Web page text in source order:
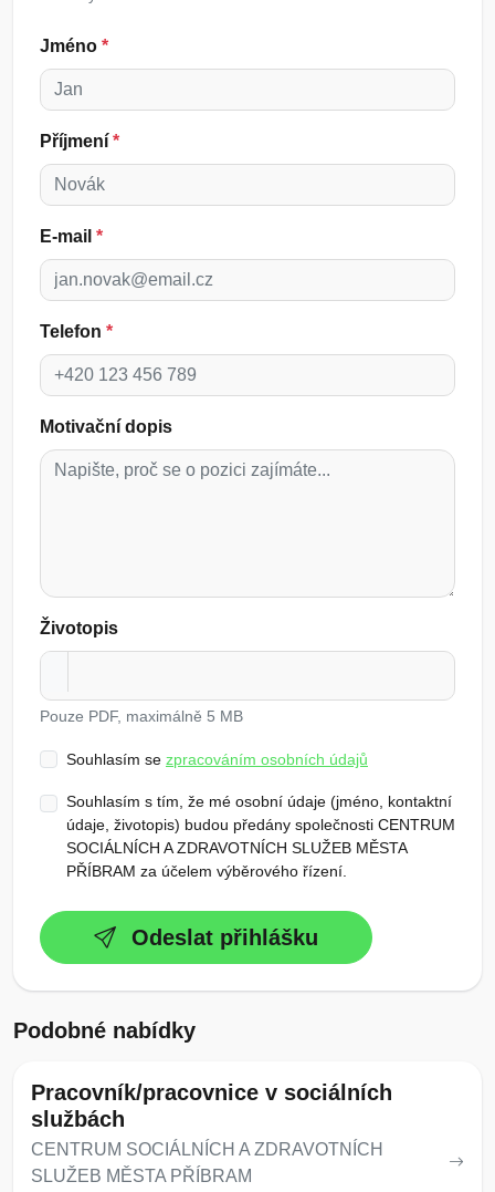
Jméno *
Příjmení *
E-mail *
Telefon *
Motivační dopis
Životopis
Pouze PDF, maximálně 5 MB
Souhlasím se zpracováním osobních údajů
Souhlasím s tím, že mé osobní údaje (jméno, kontaktní
údaje, životopis) budou předány společnosti CENTRUM
SOCIÁLNÍCH A ZDRAVOTNÍCH SLUŽEB MĚSTA
PŘÍBRAM za účelem výběrového řízení.
Odeslat přihlášku
Podobné nabídky
Pracovník/pracovnice v sociálních
službách
CENTRUM SOCIÁLNÍCH A ZDRAVOTNÍCH
SLUŽEB MĚSTA PŘÍBRAM